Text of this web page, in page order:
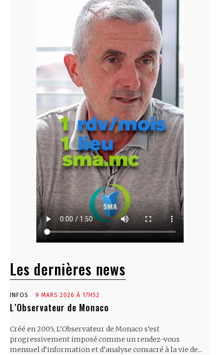
Les dernières news
INFOS 9 MARS 2026 À 17H52
L’Observateur de Monaco
Créé en 2005, L’Observateur de Monaco s’est
progressivement imposé comme un rendez-vous
mensuel d’information et d’analyse consacré à la vie de...